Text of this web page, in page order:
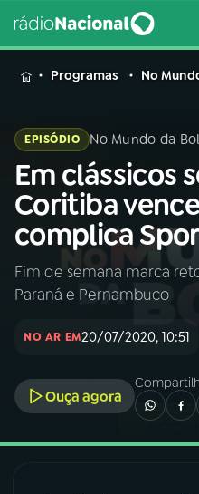
MENU
Buscar
na
Rádio
Nacional
AO
INÍCIO
A RÁDIO
03PROGRAMAÇÃO
Programas No
EPISÓDIO No Mundo da
Em clássicos
Coritiba
complica
Fim de semana marca
Paraná e Pernambuco
NO AR EM20/07/2020, 10:51
Ouça agora